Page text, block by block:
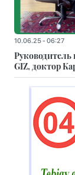
10.06.25 - 06:27
Руководитель
GIZ, доктор